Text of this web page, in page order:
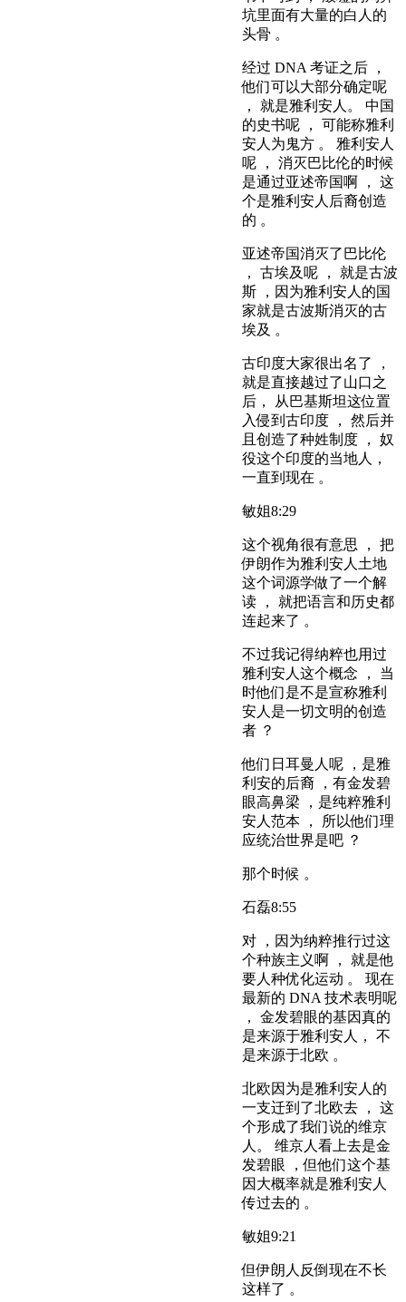
坑里面有大量的白人的
头骨 。
经过 DNA 考证之后 ，
他们可以大部分确定呢
， 就是雅利安人。 中国
的史书呢 ， 可能称雅利
安人为鬼方 。 雅利安人
呢 ， 消灭巴比伦的时候
是通过亚述帝国啊 ， 这
个是雅利安人后裔创造
的 。
亚述帝国消灭了巴比伦
， 古埃及呢 ， 就是古波
斯 ，因为雅利安人的国
家就是古波斯消灭的古
埃及 。
古印度大家很出名了 ，
就是直接越过了山口之
后， 从巴基斯坦这位置
入侵到古印度 ， 然后并
且创造了种姓制度 ， 奴
役这个印度的当地人，
一直到现在 。
敏姐8:29
这个视角很有意思 ， 把
伊朗作为雅利安人土地
这个词源学做了一个解
读 ， 就把语言和历史都
连起来了 。
不过我记得纳粹也用过
雅利安人这个概念 ， 当
时他们是不是宣称雅利
安人是一切文明的创造
者 ？
他们日耳曼人呢 ，是雅
利安的后裔 ，有金发碧
眼高鼻梁 ，是纯粹雅利
安人范本 ， 所以他们理
应统治世界是吧 ？
那个时候 。
石磊8:55
对 ，因为纳粹推行过这
个种族主义啊 ， 就是他
要人种优化运动 。 现在
最新的 DNA 技术表明呢
， 金发碧眼的基因真的
是来源于雅利安人， 不
是来源于北欧 。
北欧因为是雅利安人的
一支迁到了北欧去 ， 这
个形成了我们说的维京
人。 维京人看上去是金
发碧眼 ，但他们这个基
因大概率就是雅利安人
传过去的 。
敏姐9:21
但伊朗人反倒现在不长
这样了 。